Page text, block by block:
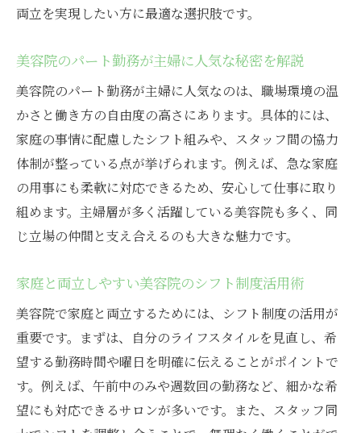
両立を実現したい方に最適な選択肢です。
美容院のパート勤務が主婦に人気な秘密を解説
美容院のパート勤務が主婦に人気なのは、職場環境の温
かさと働き方の自由度の高さにあります。具体的には、
家庭の事情に配慮したシフト組みや、スタッフ間の協力
体制が整っている点が挙げられます。例えば、急な家庭
の用事にも柔軟に対応できるため、安心して仕事に取り
組めます。主婦層が多く活躍している美容院も多く、同
じ立場の仲間と支え合えるのも大きな魅力です。
家庭と両立しやすい美容院のシフト制度活用術
美容院で家庭と両立するためには、シフト制度の活用が
重要です。まずは、自分のライフスタイルを見直し、希
望する勤務時間や曜日を明確に伝えることがポイントで
す。例えば、午前中のみや週数回の勤務など、細かな希
望にも対応できるサロンが多いです。また、スタッフ同